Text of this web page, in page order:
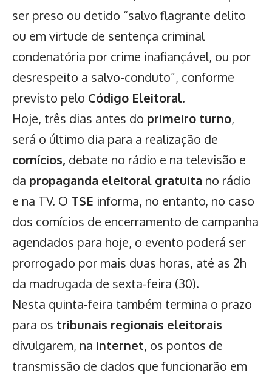
ser preso ou detido “salvo flagrante delito
ou em virtude de sentença criminal
condenatória por crime inafiançável, ou por
desrespeito a salvo-conduto”, conforme
previsto pelo Código Eleitoral.
Hoje, três dias antes do primeiro turno,
será o último dia para a realização de
comícios, debate no rádio e na televisão e
da propaganda eleitoral gratuita no rádio
e na TV. O TSE informa, no entanto, no caso
dos comícios de encerramento de campanha
agendados para hoje, o evento poderá ser
prorrogado por mais duas horas, até as 2h
da madrugada de sexta-feira (30).
Nesta quinta-feira também termina o prazo
para os tribunais regionais eleitorais
divulgarem, na internet, os pontos de
transmissão de dados que funcionarão em